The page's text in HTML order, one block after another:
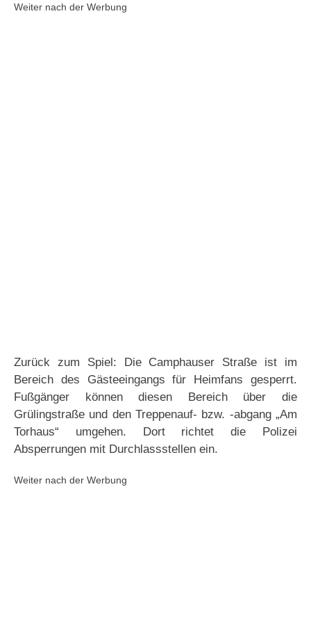
Weiter nach der Werbung
Zurück zum Spiel: Die Camphauser Straße ist im
Bereich des Gästeeingangs für Heimfans gesperrt.
Fußgänger können diesen Bereich über die
Grülingstraße und den Treppenauf- bzw. -abgang „Am
Torhaus“ umgehen. Dort richtet die Polizei
Absperrungen mit Durchlassstellen ein.
Weiter nach der Werbung